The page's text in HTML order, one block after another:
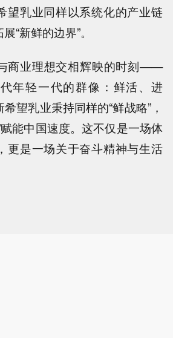
望乳业同样以系统化的产业链
“新鲜的边界”。
商业理想交相辉映的时刻——
年轻一代的群像：鲜活、进
希望乳业秉持同样的“鲜战略”，
能中国速度。这不仅是一场体
更是一场关于奋斗精神与生活